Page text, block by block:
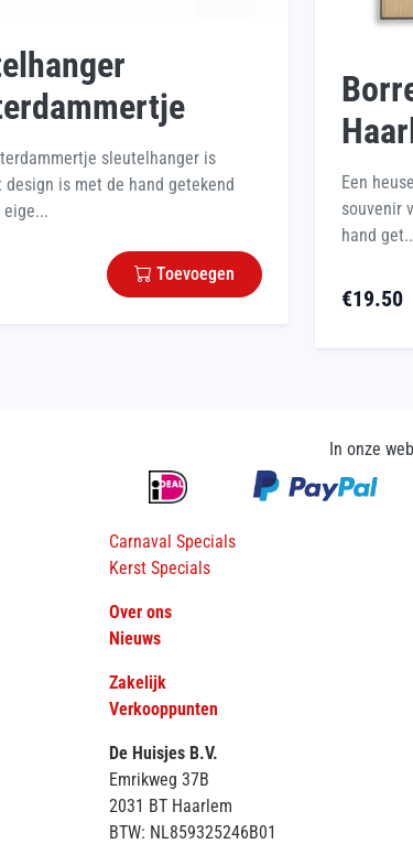
sleutelhanger is
design is met de hand getekend
eige...
Toevoegen
Een
souvenir
hand
€19.50
In onze
Carnaval Specials
Kerst Specials
Over ons
Nieuws
Zakelijk
Verkooppunten
De Huisjes B.V.
Emrikweg 37B
2031 BT Haarlem
BTW: NL859325246B01